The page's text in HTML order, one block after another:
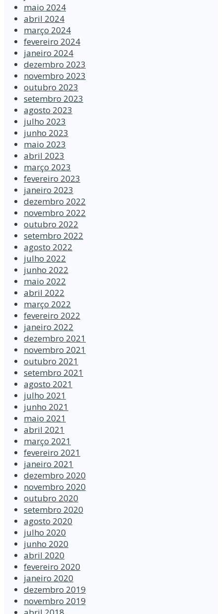
maio 2024
abril 2024
março 2024
fevereiro 2024
janeiro 2024
dezembro 2023
novembro 2023
outubro 2023
setembro 2023
agosto 2023
julho 2023
junho 2023
maio 2023
abril 2023
março 2023
fevereiro 2023
janeiro 2023
dezembro 2022
novembro 2022
outubro 2022
setembro 2022
agosto 2022
julho 2022
junho 2022
maio 2022
abril 2022
março 2022
fevereiro 2022
janeiro 2022
dezembro 2021
novembro 2021
outubro 2021
setembro 2021
agosto 2021
julho 2021
junho 2021
maio 2021
abril 2021
março 2021
fevereiro 2021
janeiro 2021
dezembro 2020
novembro 2020
outubro 2020
setembro 2020
agosto 2020
julho 2020
junho 2020
abril 2020
fevereiro 2020
janeiro 2020
dezembro 2019
novembro 2019